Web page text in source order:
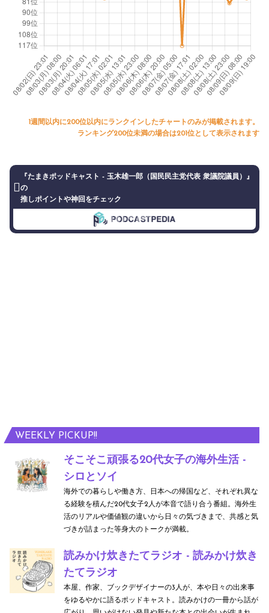
WEEKLY PICKUP!!
そこそこ頑張る20代女子の海外生活 -
シロとソイ
海外での暮らしや働き方、日本への帰国など、それぞれ異な
る経験を積んだ20代女子2人が本音で語り合う番組。海外生
活のリアルや価値観の違いから日々の気づきまで、共感と気
づきが詰まった等身大のトークが満載。
読みかけ炊きたてラジオ - 読みかけ炊き
たてラジオ
本屋、作家、ブックデザイナーの3人が、本や日々の出来事
をゆるやかに語るポッドキャスト。読みかけの一冊から話が
1週間以内に200位以内にランクインしたチャートのみが掲載されます。
ランキング200位未満の場合は201位として表示されます
『たまきポッドキャスト - 玉木雄一郎（国民民主党代表 衆議院議員）』
の
推しポイントや神回をチェック